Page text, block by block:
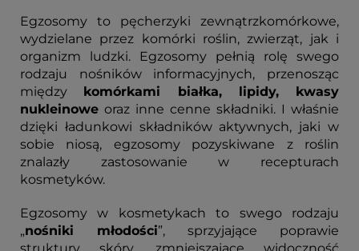
Egzosomy to pęcherzyki zewnątrzkomórkowe,
wydzielane przez komórki roślin, zwierząt, jak i
organizm ludzki. Egzosomy pełnią rolę swego
rodzaju nośników informacyjnych, przenosząc
między komórkami białka, lipidy, kwasy
nukleinowe oraz inne cenne składniki. I właśnie
dzięki ładunkowi składników aktywnych, jaki w
sobie niosą, egzosomy pozyskiwane z roślin
znalazły zastosowanie w recepturach
kosmetyków.
Egzosomy w kosmetykach to swego rodzaju
„nośniki młodości”, sprzyjające poprawie